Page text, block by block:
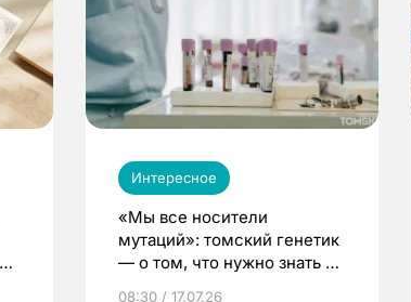
Интересное
«Мы все носители
мутаций»: томский генетик
— о том, что нужно знать до
08:30 / 17.07.26